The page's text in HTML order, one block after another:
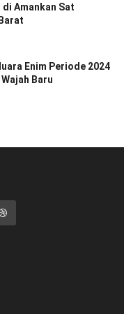
Amankan Sat
Enim Periode 2024
Baru